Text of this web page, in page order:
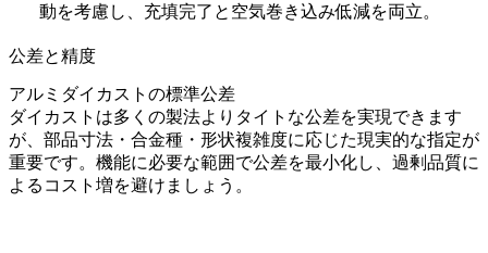
動を考慮し、充填完了と空気巻き込み低減を両立。
公差と精度
アルミダイカストの標準公差
ダイカストは多くの製法よりタイトな公差を実現できます
が、部品寸法・合金種・形状複雑度に応じた現実的な指定が
重要です。機能に必要な範囲で公差を最小化し、過剰品質に
よるコスト増を避けましょう。